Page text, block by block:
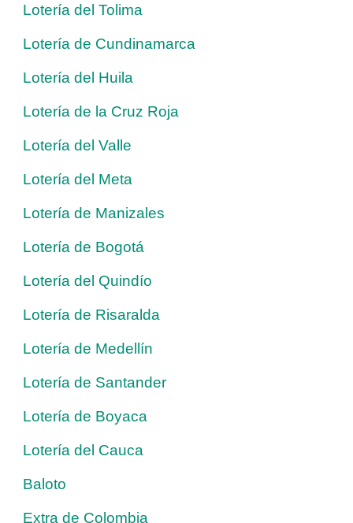
Lotería del Tolima
Lotería de Cundinamarca
Lotería del Huila
Lotería de la Cruz Roja
Lotería del Valle
Lotería del Meta
Lotería de Manizales
Lotería de Bogotá
Lotería del Quindío
Lotería de Risaralda
Lotería de Medellín
Lotería de Santander
Lotería de Boyaca
Lotería del Cauca
Baloto
Extra de Colombia